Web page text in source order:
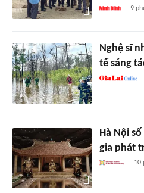
9
Nghệ sĩ
tế sáng
Hà Nội
gia phát
10